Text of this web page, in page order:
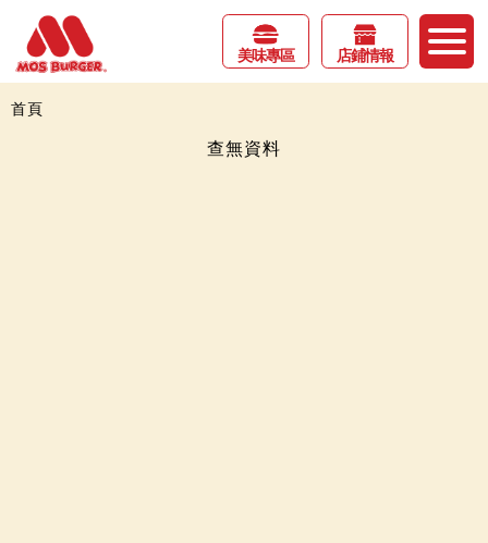
美味專區 店鋪情報
首頁
查無資料